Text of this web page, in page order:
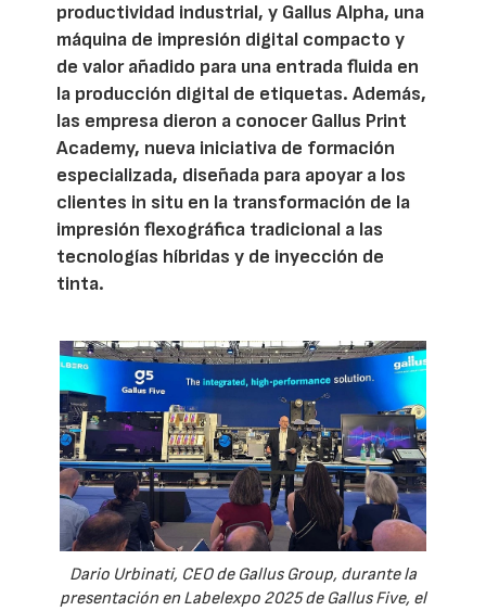
productividad industrial, y Gallus Alpha, una
máquina de impresión digital compacto y
de valor añadido para una entrada fluida en
la producción digital de etiquetas. Además,
las empresa dieron a conocer Gallus Print
Academy, nueva iniciativa de formación
especializada, diseñada para apoyar a los
clientes in situ en la transformación de la
impresión flexográfica tradicional a las
tecnologías híbridas y de inyección de
tinta.
Dario Urbinati, CEO de Gallus Group, durante la
presentación en Labelexpo 2025 de Gallus Five, el